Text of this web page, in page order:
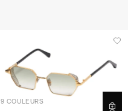
9 COULEURS